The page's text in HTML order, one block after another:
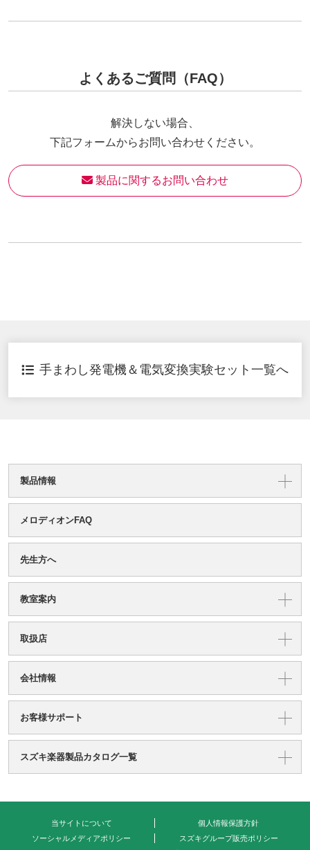
よくあるご質問（FAQ）
解決しない場合、
下記フォームからお問い合わせください。
製品に関するお問い合わせ
手まわし発電機＆電気変換実験セット一覧へ
製品情報
メロディオンFAQ
先生方へ
教室案内
取扱店
会社情報
お客様サポート
スズキ楽器製品カタログ一覧
当サイトについて
個人情報保護方針
ソーシャルメディアポリシー
スズキグループ販売ポリシー